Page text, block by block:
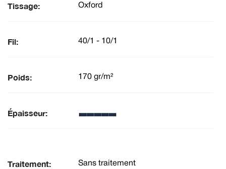
Tissage: Oxford
Fil: 40/1 - 10/1
Poids: 170 gr/m²
Épaisseur:
Traitement: Sans traitement